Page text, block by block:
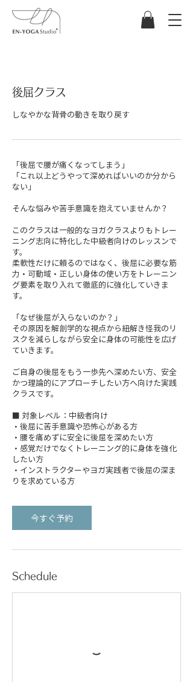
後屈クラス
しなやかな背骨の動きを取り戻す
「後屈で腰が痛くなってしまう」
「これ以上どうやって深めればいいのか分から
ない」
そんな悩みや苦手意識を抱えていませんか？
このクラスは一般的なヨガクラスよりもトレー
ニング志向に特化した中級者向けのレッスンで
す。
柔軟性だけに頼るのではなく、後屈に必要な筋
力・可動域・正しい身体の使い方をトレーニン
グ要素を取り入れて徹底的に強化していきま
す。
「なぜ後屈が入らないのか？」
その原因を解剖学的な視点から紐解き怪我のリ
スクを減らしながら安全に身体の可能性を広げ
ていきます。
ご自身の後屈をもう一歩先へ深めたい方、安全
かつ理論的にアプローチしたい方へ向けた実践
クラスです。
■ 対象レベル：中級者向け
・後屈に苦手意識や恐怖心がある方
・腰を痛めずに安全に後屈を深めたい方
・感覚だけでなくトレーニング的に身体を強化
したい方
・インストラクターやヨガ実践者で後屈の深ま
今すぐ予約
Schedule